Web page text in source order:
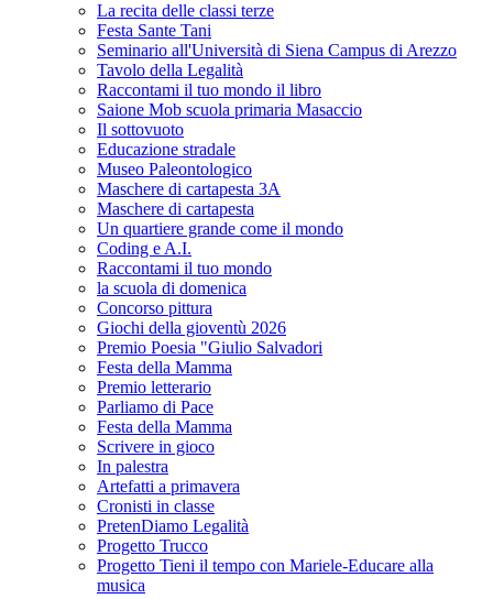
La recita delle classi terze
Festa Sante Tani
Seminario all'Università di Siena Campus di Arezzo
Tavolo della Legalità
Raccontami il tuo mondo il libro
Saione Mob scuola primaria Masaccio
Il sottovuoto
Educazione stradale
Museo Paleontologico
Maschere di cartapesta 3A
Maschere di cartapesta
Un quartiere grande come il mondo
Coding e A.I.
Raccontami il tuo mondo
la scuola di domenica
Concorso pittura
Giochi della gioventù 2026
Premio Poesia "Giulio Salvadori
Festa della Mamma
Premio letterario
Parliamo di Pace
Festa della Mamma
Scrivere in gioco
In palestra
Artefatti a primavera
Cronisti in classe
PretenDiamo Legalità
Progetto Trucco
Progetto Tieni il tempo con Mariele-Educare alla
musica